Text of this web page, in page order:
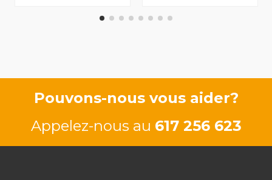
Pouvons-nous vous aider?
Appelez-nous au 617 256 623